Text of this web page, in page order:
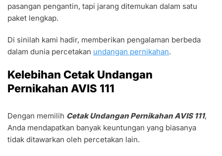
pasangan pengantin, tapi jarang ditemukan dalam satu
paket lengkap.
Di sinilah kami hadir, memberikan pengalaman berbeda
dalam dunia percetakan undangan pernikahan.
Kelebihan Cetak Undangan
Pernikahan AVIS 111
Dengan memilih Cetak Undangan Pernikahan AVIS 111,
Anda mendapatkan banyak keuntungan yang biasanya
tidak ditawarkan oleh percetakan lain.